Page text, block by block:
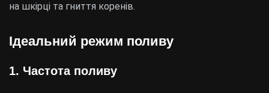
на шкірці та гниття коренів.
Ідеальний режим поливу
1. Частота поливу